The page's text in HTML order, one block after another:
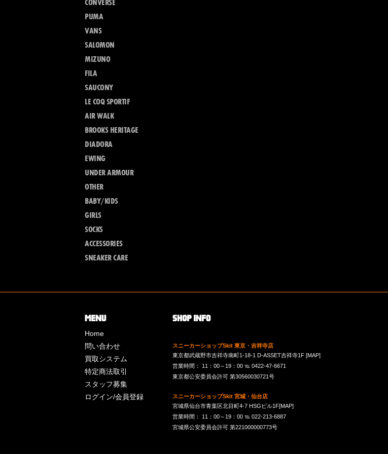
CONVERSE
PUMA
VANS
SALOMON
MIZUNO
FILA
SAUCONY
LE COQ SPORTIF
AIR WALK
BROOKS HERITAGE
DIADORA
EWING
UNDER ARMOUR
OTHER
BABY/KIDS
GIRLS
SOCKS
ACCESSORIES
SNEAKER CARE
Home
問い合わせ
買取システム
特定商法取引
スタッフ募集
ログイン/会員登録
スニーカーショップSkit 東京・吉祥寺店
東京都武蔵野市吉祥寺南町1-18-1 D-ASSET吉祥寺1F [MAP]
営業時間： 11：00～19：00 ℡ 0422-47-6671
東京都公安委員会許可 第30560030721号
スニーカーショップSkit 宮城・仙台店
宮城県仙台市青葉区北目町4-7 HSGビル1F[MAP]
営業時間： 11：00～19：00 ℡ 022-213-6887
宮城県公安委員会許可 第221000000773号